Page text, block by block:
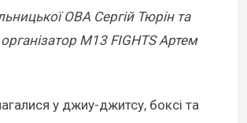
ОВА Сергій Тюрін та
M13 FIGHTS Артем
у джиу-джитсу, боксі та